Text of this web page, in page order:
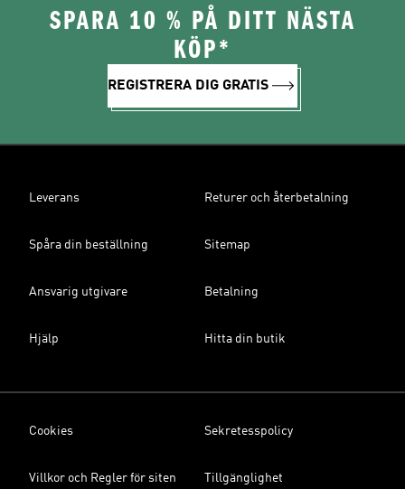
SPARA 10 % PÅ DITT NÄSTA
KÖP*
REGISTRERA DIG GRATIS
Leverans Returer och återbetalning
Spåra din beställning Sitemap
Ansvarig utgivare Betalning
Hjälp Hitta din butik
Cookies Sekretesspolicy
Villkor och Regler för siten Tillgänglighet